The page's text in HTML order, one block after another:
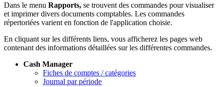
Dans le menu Rapports, se trouvent des commandes pour visualiser
et imprimer divers documents comptables. Les commandes
répertoriées varient en fonction de l'application choisie.
En cliquant sur les différents liens, vous afficherez les pages web
contenant des informations détaillées sur les différentes commandes.
Cash Manager
Fiches de comptes / catégories
Journal par période